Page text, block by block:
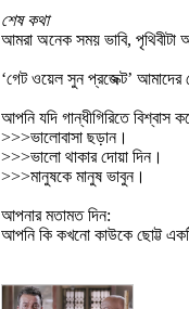
শেষ কথা
আমরা অনেক সময় ভাবি, পৃথিবীটা
‘গেট ওয়েল সুন প্রজেক্ট’
আপনি যদি গান্ধীগিরিতে
>>>ভালোবাসা ছড়ান।
>>>ভালো থাকার দোয়া দিন।
>>>মানুষকে মানুষ ভাবুন।
আপনার মতামত দিন:
আপনি কি কখনো কাউকে ছোট্ট একটি